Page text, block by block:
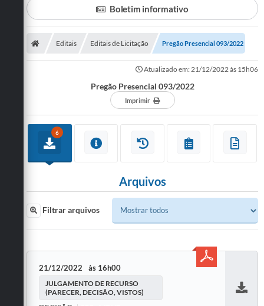
Boletim informativo
Editais Editais de Licitação Pregão Presencial 093/2022
Atualizado em: 21/12/2022 às 15h06
Pregão Presencial 093/2022
Imprimir
6
Arquivos
Filtrar arquivos
21/12/2022 16h00
JULGAMENTO DE RECURSO
(PARECER, DECISÃO, VISTOS)